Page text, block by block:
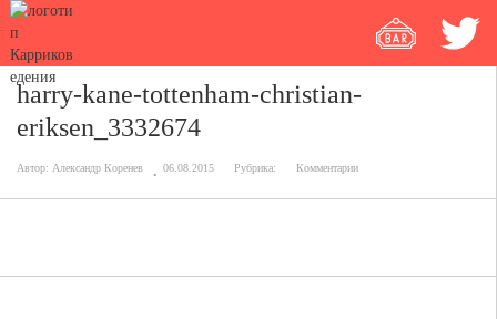
harry-kane-tottenham-christian-
eriksen_3332674
Автор: Александр Коренев 06.08.2015 Рубрика: Комментарии